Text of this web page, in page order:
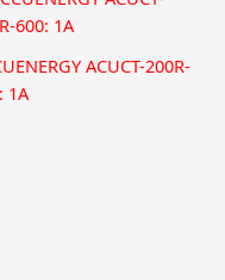
ACUCT-200R-
1A